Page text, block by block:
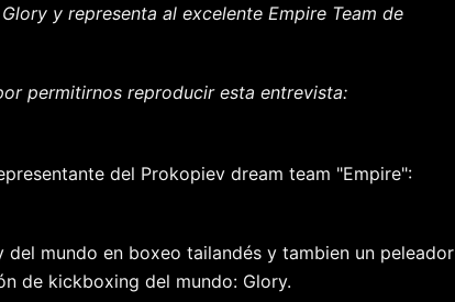
y representa al excelente Empire Team de
permitirnos reproducir esta entrevista:
del Prokopiev dream team "Empire":
del mundo en boxeo tailandés y tambien un peleador
de kickboxing del mundo: Glory.